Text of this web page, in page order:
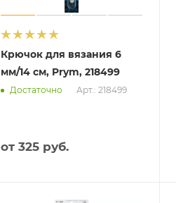
Крючок для вязания 6
мм/14 см, Prym, 218499
Достаточно Арт.: 218499
от 325 руб.